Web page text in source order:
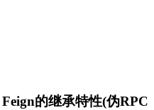
的继承特性(伪RPC